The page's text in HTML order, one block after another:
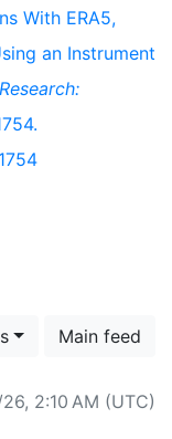
With ERA5,
an Instrument
Main feed
2:10 AM (UTC)